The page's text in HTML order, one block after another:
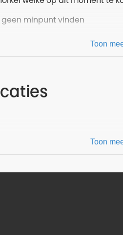
minpunt vinden
Toon
Toon